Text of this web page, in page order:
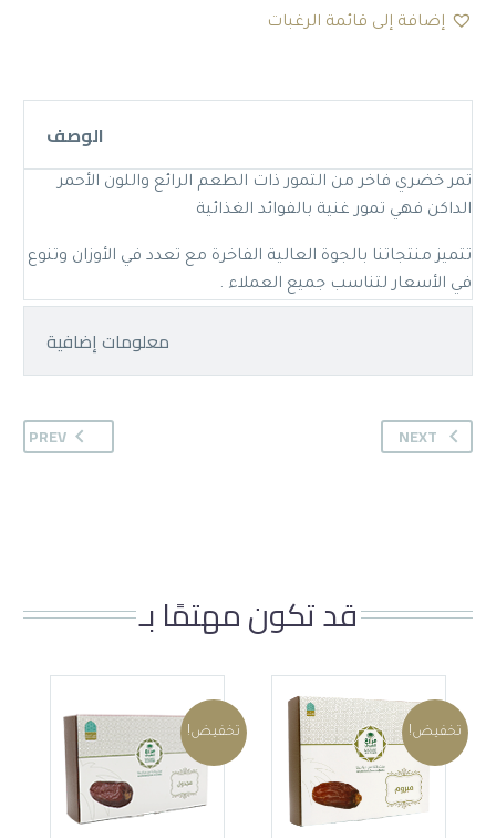
فاخر
غ
إضافة إلى قائمة الرغبات
الوصف
تمر خضري فاخر من التمور ذات الطعم الرائع واللون الأحمر
الداكن فهي تمور غنية بالفوائد الغذائية
تتميز منتجاتنا بالجوة العالية الفاخرة مع تعدد في الأوزان وتنوع
في الأسعار لتناسب جميع العملاء .
معلومات إضافية
PREV NEXT
قد تكون مهتمًا بـ
تخفيض! تخفيض!